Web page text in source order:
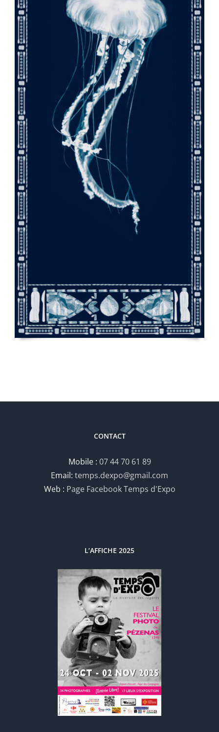
CONTACT
Mobile : 07 44 70 61 89
Email: temps.dexpo@gmail.com
Web : Page Facebook Temps d'Expo
L’AFFICHE 2025